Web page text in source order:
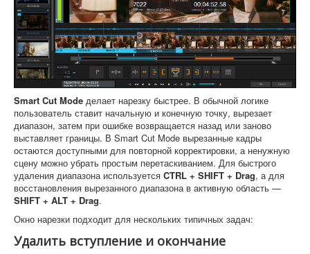
Smart Cut Mode делает нарезку быстрее. В обычной логике
пользователь ставит начальную и конечную точку, вырезает
диапазон, затем при ошибке возвращается назад или заново
выставляет границы. В Smart Cut Mode вырезанные кадры
остаются доступными для повторной корректировки, а ненужную
сцену можно убрать простым перетаскиванием. Для быстрого
удаления диапазона используется CTRL + SHIFT + Drag, а для
восстановления вырезанного диапазона в активную область —
SHIFT + ALT + Drag.
Окно нарезки подходит для нескольких типичных задач:
Удалить вступление и окончание